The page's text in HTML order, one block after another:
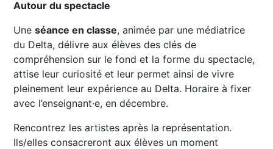
Autour du spectacle
Uneséance en classe, animée par une médiatrice
du Delta, délivre aux élèves des clés de
compréhension sur le fond et la forme du spectacle,
attise leur curiosité et leur permet ainsi de vivre
pleinement leur expérience au Delta. Horaire à fixer
avec l’enseignant·e, en décembre.
Rencontrez les artistes après la représentation.
Ils/elles consacreront aux élèves un moment